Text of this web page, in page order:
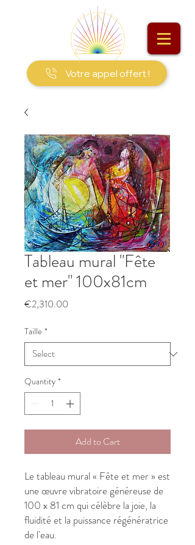
Votre appel offert !
Tableau mural "Fête
et mer" 100x81cm
€2,310.00
Taille *
Quantity *
Add to Cart
Le tableau mural « Fête et mer » est
une œuvre vibratoire généreuse de
100 x 81 cm qui célèbre la joie, la
fluidité et la puissance régénératrice
de l'eau.